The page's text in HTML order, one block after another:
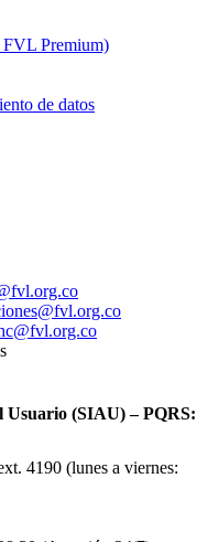
FVL Premium)
de datos
Usuario (SIAU) – PQRS:
4190 (lunes a viernes: